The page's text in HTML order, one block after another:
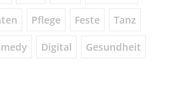
Pflege Feste Tanz
Digital Gesundheit